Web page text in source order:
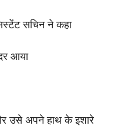
सचिन ने कहा
आया
उसे अपने हाथ के इशारे